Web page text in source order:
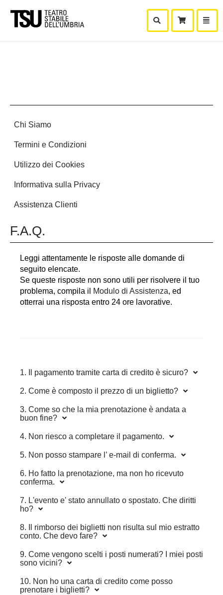
Mostra Ricerca
Chi Siamo
Termini e Condizioni
Utilizzo dei Cookies
Informativa sulla Privacy
Assistenza Clienti
F.A.Q.
Leggi attentamente le risposte alle domande di
seguito elencate.
Se queste risposte non sono utili per risolvere il tuo
problema, compila il
Modulo di Assistenza, ed
otterrai una risposta entro 24 ore lavorative.
1. Il pagamento tramite carta di credito è sicuro?
2. Come è composto il prezzo di un biglietto?
3. Come so che la mia prenotazione è andata a
buon fine?
4. Non riesco a completare il pagamento.
5. Non posso stampare l’ e-mail di conferma.
6. Ho fatto la prenotazione, ma non ho ricevuto
conferma.
7. L'evento e' stato annullato o spostato. Che diritti
ho?
8. Il rimborso dei biglietti non risulta sul mio estratto
conto. Che devo fare?
9. Come vengono scelti i posti numerati? I miei posti
sono vicini?
10. Non ho una carta di credito come posso
prenotare i biglietti?